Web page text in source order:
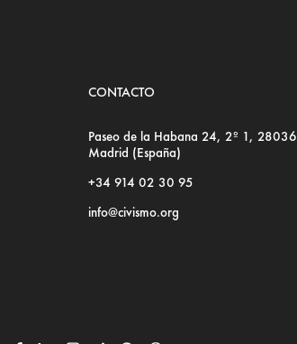
CONTACTO
Paseo de la Habana 24, 2º 1, 28036
Madrid (España)
+34 914 02 30 95
info@civismo.org